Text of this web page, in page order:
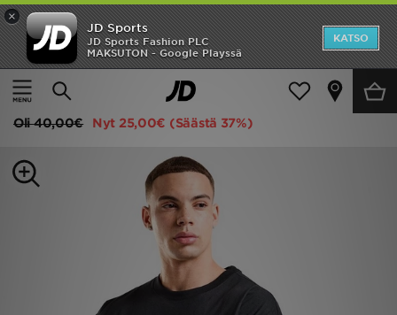
×
JD Sports
JD Sports Fashion PLC
MAKSUTON - Google Playssä
KATSO
Etusivu
Miehet Miesten vaatteet T-paidat
Jordan T-paita Miehet
Oli40,00€ Nyt 25,00€ (Säästä 37%)
Etusivu
Ale
Miehet